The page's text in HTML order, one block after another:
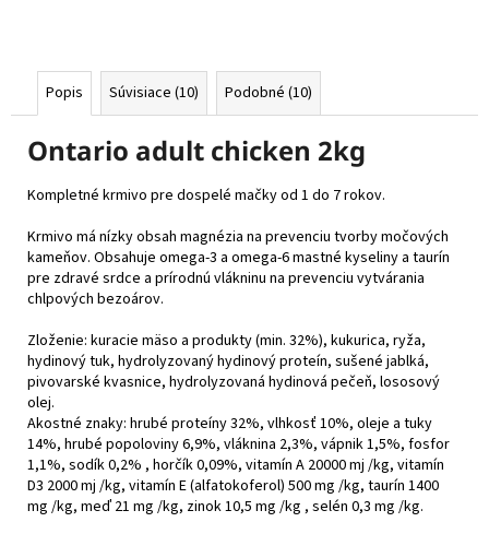
Popis Súvisiace (10) Podobné (10)
Ontario adult chicken 2kg
Kompletné krmivo pre dospelé mačky od 1 do 7 rokov.
Krmivo má nízky obsah magnézia na prevenciu tvorby močových
kameňov. Obsahuje omega-3 a omega-6 mastné kyseliny a taurín
pre zdravé srdce a prírodnú vlákninu na prevenciu vytvárania
chlpových bezoárov.
Zloženie: kuracie mäso a produkty (min. 32%), kukurica, ryža,
hydinový tuk, hydrolyzovaný hydinový proteín, sušené jablká,
pivovarské kvasnice, hydrolyzovaná hydinová pečeň, lososový
olej.
Akostné znaky: hrubé proteíny 32%, vlhkosť 10%, oleje a tuky
14%, hrubé popoloviny 6,9%, vláknina 2,3%, vápnik 1,5%, fosfor
1,1%, sodík 0,2% , horčík 0,09%, vitamín A 20000 mj /kg, vitamín
D3 2000 mj /kg, vitamín E (alfatokoferol) 500 mg /kg, taurín 1400
mg /kg, meď 21 mg /kg, zinok 10,5 mg /kg , selén 0,3 mg /kg.